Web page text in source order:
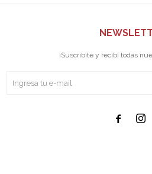
¡Suscribite y recibí todas
 